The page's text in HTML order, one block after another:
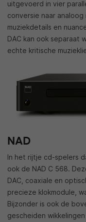
uitgevoerd in vier
conversie naar
muziekdetails en
DAC kan ook separaat
echte kritische
NAD
In het rijtje cd-spelers
ook de NAD C 568.
DAC, coaxiale en
precieze klokmodule,
Bijzonder is ook de
gescheiden